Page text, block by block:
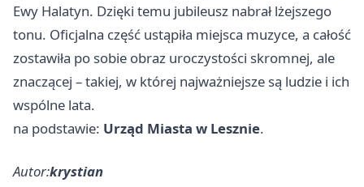
Ewy Halatyn. Dzięki temu jubileusz nabrał lżejszego
tonu. Oficjalna część ustąpiła miejsca muzyce, a całość
zostawiła po sobie obraz uroczystości skromnej, ale
znaczącej – takiej, w której najważniejsze są ludzie i ich
wspólne lata.
na podstawie: Urząd Miasta w Lesznie.
Autor:krystian